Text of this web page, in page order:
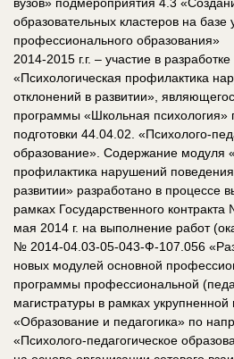
образовательных кластеров на
профессионального образования»
2014-2015 г.г. – участие в
«Психологическая профилактика
отклонений в развитии»,
программы «Школьная психология»
подготовки 44.04.02. «Психолого-
образование». Содержание модуля
профилактика нарушений
развитии» разработано в процессе
рамках Государственного
мая 2014 г. на выполнение работ
№ 2014-04.03-05-043-Ф-107.056
новых модулей основной
программы профессиональной
магистратуры в рамках
«Образование и педагогика» по
«Психолого-педагогическое